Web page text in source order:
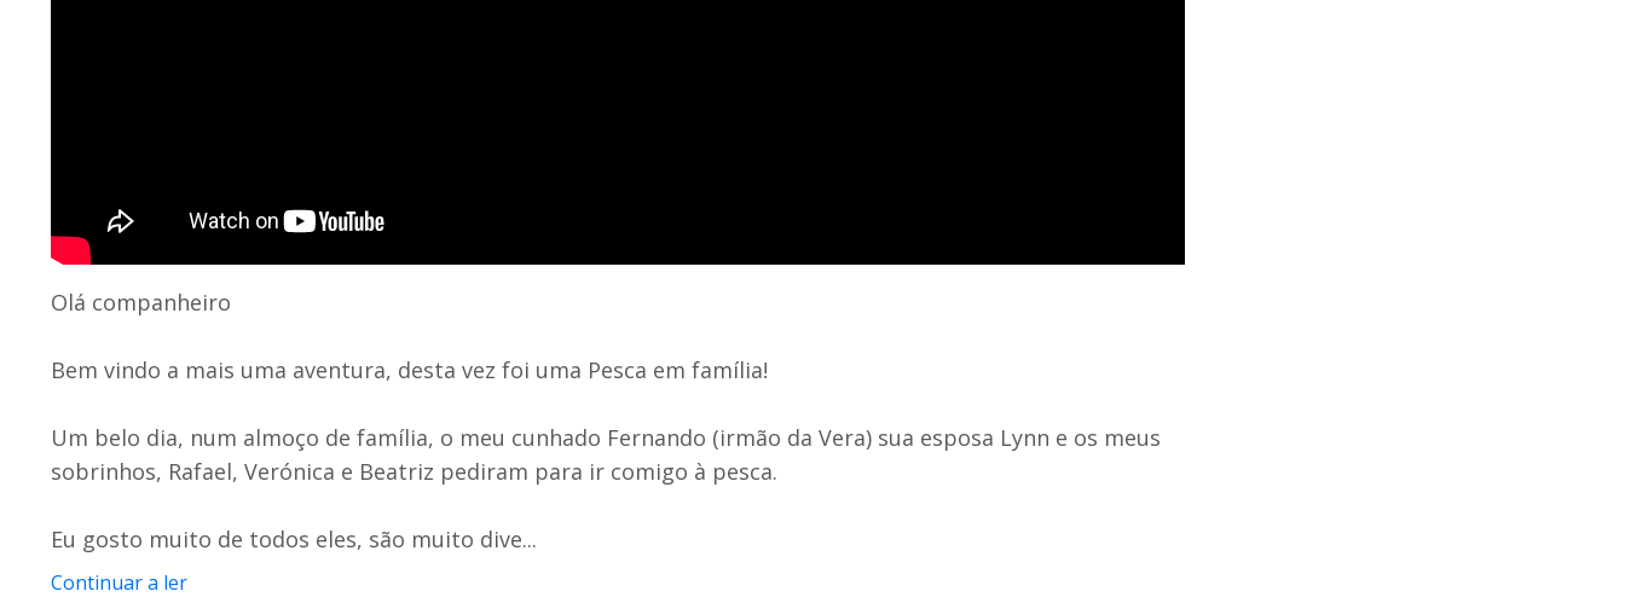
Olá companheiro
Bem vindo a mais uma aventura, desta vez foi uma Pesca em família!
Um belo dia, num almoço de família, o meu cunhado Fernando (irmão da Vera) sua esposa Lynn e os meus
sobrinhos, Rafael, Verónica e Beatriz pediram para ir comigo à pesca.
Eu gosto muito de todos eles, são muito dive...
Continuar a ler